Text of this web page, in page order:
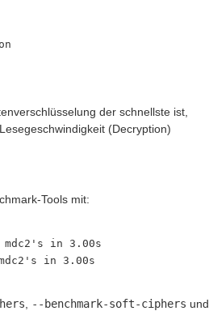
der schnellste ist,
(Decryption)
Tools mit:
mdc2's in 3.00s
in 3.00s
--benchmark-soft-ciphers und